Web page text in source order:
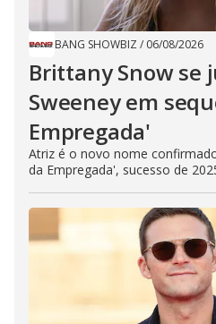
BANG SHOWBIZ / 06/08/2026
Brittany Snow se
Sweeney em
Empregada​'
Atriz é o novo nome
da Empregada', sucesso de